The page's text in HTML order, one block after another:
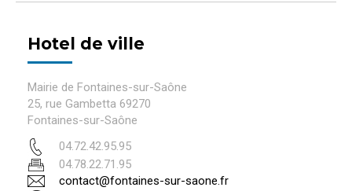
Hotel de ville
Mairie de Fontaines-sur-Saône
25, rue Gambetta 69270
Fontaines-sur-Saône
04.72.42.95.95
04.78.22.71.95
contact@fontaines-sur-saone.fr